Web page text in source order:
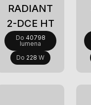
RADIANT
2-DCE HT
Do 40798
lumena
Do 228 W